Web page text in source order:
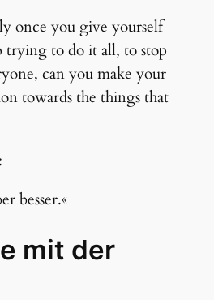
once you give yourself
trying to do it all, to stop
can you make your
towards the things that
besser.«
mit der